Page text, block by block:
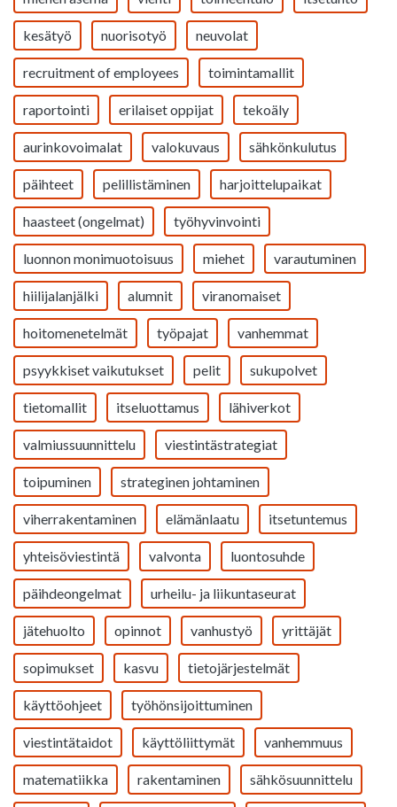
kesätyö nuorisotyö neuvolat
recruitment of employees toimintamallit
raportointi erilaiset oppijat tekoäly
aurinkovoimalat valokuvaus sähkönkulutus
päihteet pelillistäminen harjoittelupaikat
haasteet (ongelmat) työhyvinvointi
luonnon monimuotoisuus miehet varautuminen
hiilijalanjälki alumnit viranomaiset
hoitomenetelmät työpajat vanhemmat
psyykkiset vaikutukset pelit sukupolvet
tietomallit itseluottamus lähiverkot
valmiussuunnittelu viestintästrategiat
toipuminen strateginen johtaminen
viherrakentaminen elämänlaatu itsetuntemus
yhteisöviestintä valvonta luontosuhde
päihdeongelmat urheilu- ja liikuntaseurat
jätehuolto opinnot vanhustyö yrittäjät
sopimukset kasvu tietojärjestelmät
käyttöohjeet työhönsijoittuminen
viestintätaidot käyttöliittymät vanhemmuus
matematiikka rakentaminen sähkösuunnittelu